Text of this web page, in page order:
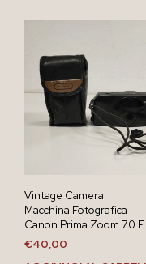
Vintage Camera
Macchina Fotografica
Canon Prima Zoom 70 F
€40,00